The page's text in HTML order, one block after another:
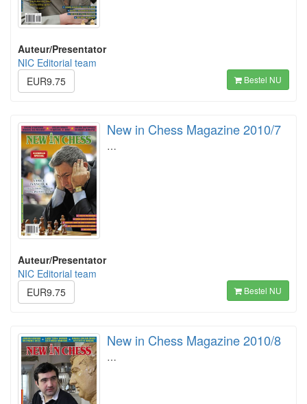
Auteur/Presentator
NIC Editorial team
EUR9.75
Bestel NU
New in Chess Magazine 2010/7
…
Auteur/Presentator
NIC Editorial team
EUR9.75
Bestel NU
New in Chess Magazine 2010/8
…